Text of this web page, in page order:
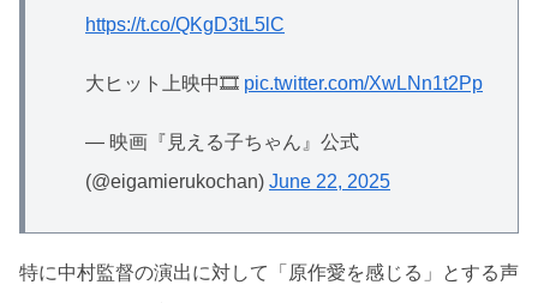
https://t.co/QKgD3tL5lC
大ヒット上映中🎞 pic.twitter.com/XwLNn1t2Pp
— 映画『見える子ちゃん』公式
(@eigamierukochan) June 22, 2025
特に中村監督の演出に対して「原作愛を感じる」とする声